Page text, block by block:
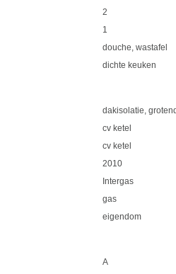
2
1
douche, wastafel
dichte keuken
dakisolatie,
cv ketel
cv ketel
2010
Intergas
gas
eigendom
A